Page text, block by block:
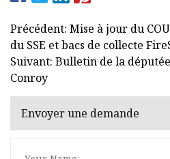
Précédent: Mise à jour du
du SSE et bacs de collecte
Suivant: Bulletin de la
Conroy
Envoyer une demande